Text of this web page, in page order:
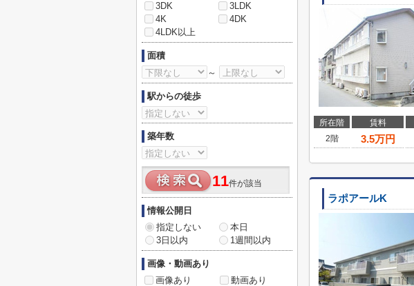
所在階 賃料
2階
3.5万円
ラポアールK
3DK
3LDK
4K
4DK
4LDK以上
面積
～
駅からの徒歩
築年数
11件が該当
情報公開日
指定しない
本日
3日以内
1週間以内
画像・動画あり
画像あり
動画あり